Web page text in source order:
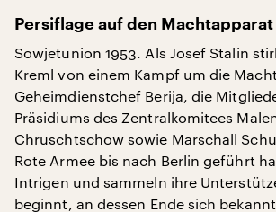
Persiflage auf den Machtapparat
Sowjetunion 1953. Als Josef Stalin
Kreml von einem Kampf um die
Geheimdienstchef Berija, die
Präsidiums des Zentralkomitees
Chruschtschow sowie Marschall
Rote Armee bis nach Berlin geführt
Intrigen und sammeln ihre
beginnt, an dessen Ende sich